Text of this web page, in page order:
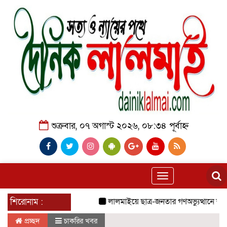
শুক্রবার, ০৭ অগাস্ট ২০২৬, ০৮:৩৪ পূর্বাহ্ন
Toggle
navigation
শিরোনাম : লালমাইয়ে ছাত্র-জনতার গণঅভ্যুত্থানে
প্রচ্ছদ চাকরির খবর